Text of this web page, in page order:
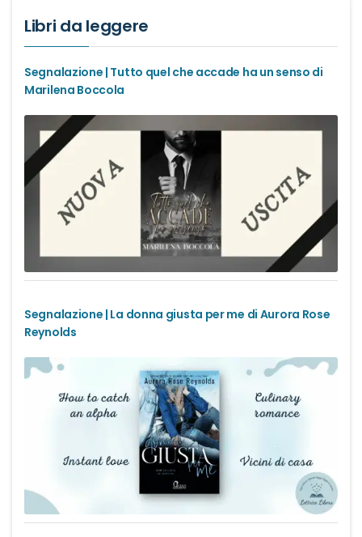
Music Romance
New adult
Office romance
Paranormal romance
Police Romance
QLGBT romance
Romance Contemporanei
Romance Distopici
Romance StoricI
Libri da leggere
Segnalazione | Tutto quel che accade ha un senso di
Marilena Boccola
Segnalazione | La donna giusta per me di Aurora Rose
Reynolds